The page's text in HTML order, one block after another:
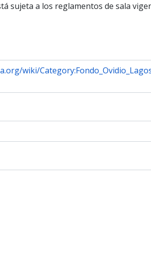
sujeta a los reglamentos de sala
wiki/